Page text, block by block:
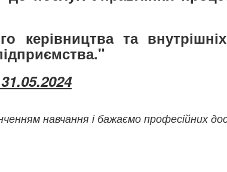
керівництва та
.05.2024
навчання і бажаємо професійних